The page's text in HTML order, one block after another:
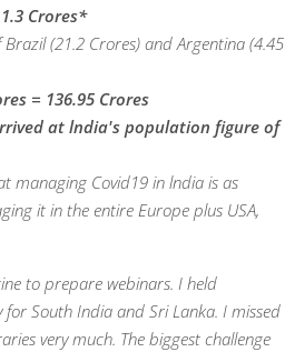
Crores*
(21.2 Crores) and Argentina (4.45
= 136.95 Crores
at lndia's population figure of
managing Covid19 in lndia is as
it in the entire Europe plus USA,
to prepare webinars. I held
South India and Sri Lanka. I missed
very much. The biggest challenge